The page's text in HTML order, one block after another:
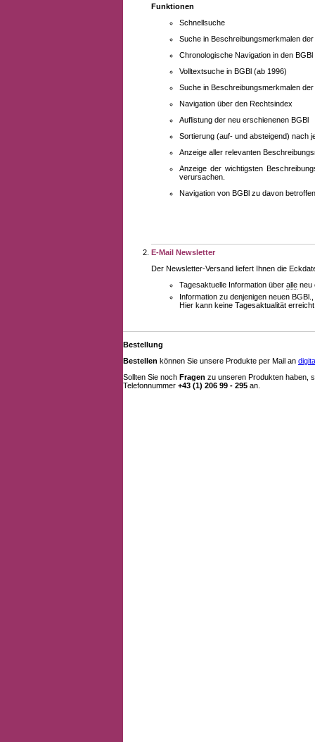
Funktionen
Schnellsuche
Suche in Beschreibungsmerkmalen
Chronologische Navigation in den BGBl
Volltextsuche in BGBl (ab 1996)
Suche in Beschreibungsmerkmalen
Navigation über den Rechtsindex
Auflistung der neu erschienenen BGBl
Sortierung (auf- und absteigend) nach
Anzeige aller relevanten
Anzeige der wichtigsten
verursachen.
Navigation von BGBl zu davon
E-Mail Newsletter
Der Newsletter-Versand liefert Ihnen die
Tagesaktuelle Information über alle neu
Information zu denjenigen neuen
Hier kann keine Tagesaktualität
Bestellung
Bestellen können Sie unsere Produkte per Mail an
Sollten Sie noch Fragen zu unseren Produkten haben,
Telefonnummer +43 (1) 206 99 - 295 an.